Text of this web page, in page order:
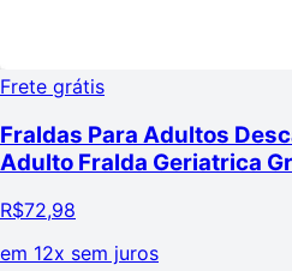
Frete grátis
Fraldas Para Adultos
Adulto Fralda Geriatrica
R$72,98
em 12x sem juros